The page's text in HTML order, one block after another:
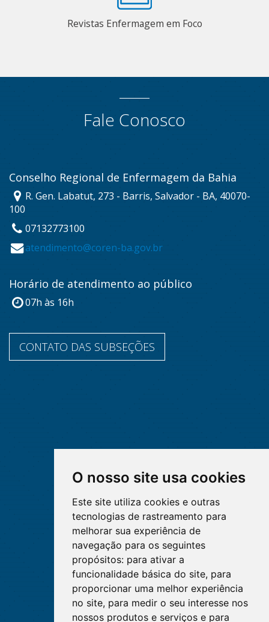
O nosso site usa cookies
Este site utiliza cookies e outras
tecnologias de rastreamento para
melhorar sua experiência de
navegação para os seguintes
propósitos: para ativar a
funcionalidade básica do site, para
proporcionar uma melhor experiência
no site, para medir o seu interesse nos
nossos produtos e serviços e para
Revistas Enfermagem em Foco
Fale Conosco
Conselho Regional de Enfermagem da Bahia
R. Gen. Labatut, 273 - Barris, Salvador - BA, 40070-
100
07132773100
atendimento@coren-ba.gov.br
Horário de atendimento ao público
07h às 16h
CONTATO DAS SUBSEÇÕES